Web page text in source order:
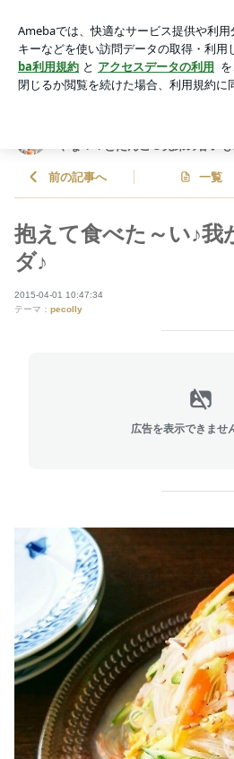
ャルブログ「しゃなママとだんご
ered by Ameba
アプリをダウンロードして ブログの更
ょう。
ゃなママとだんご３兄弟の甘いも
前の記事へ 一覧
抱えて食べた～い♪我
ダ♪
2015-04-01 10:47:34
テーマ： pecolly
広告を表示できませ